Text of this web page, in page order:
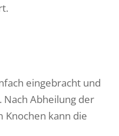
eingebracht und
Abheilung der
Knochen kann die